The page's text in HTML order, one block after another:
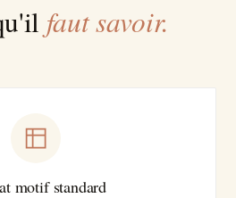
faut savoir.
motif standard